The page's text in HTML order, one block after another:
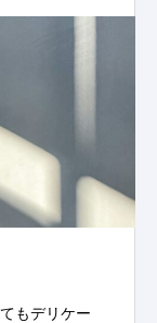
もデリケー